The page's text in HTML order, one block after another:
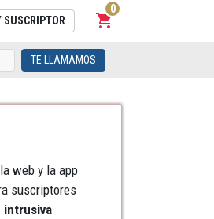
SUSCRIPTOR shopping_cart
Carrito
0
TE LLAMAMOS
web y la app
suscriptores